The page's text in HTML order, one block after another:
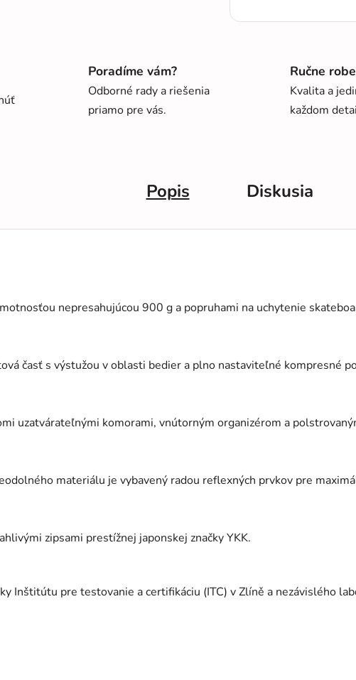
Poradíme vám?
Odborné rady a riešenia
priamo pre vás.
Ručne
Kvalita a
každom
Popis Diskusia
nepresahujúcou 900 g a popruhami na uchytenie
časť s výstužou v oblasti bedier a plno nastaviteľné kompresné
uzatvárateľnými komorami, vnútorným organizérom a
materiálu je vybavený radou reflexných prvkov pre
zipsami prestížnej japonskej značky YKK.
Inštitútu pre testovanie a certifikáciu (ITC) v Zlíně a nezávislého